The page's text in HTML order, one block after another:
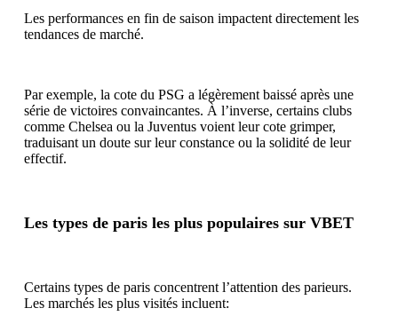
Les performances en fin de saison impactent directement les
tendances de marché.
Par exemple, la cote du PSG a légèrement baissé après une
série de victoires convaincantes. À l’inverse, certains clubs
comme Chelsea ou la Juventus voient leur cote grimper,
traduisant un doute sur leur constance ou la solidité de leur
effectif.
Les types de paris les plus populaires sur VBET
Certains types de paris concentrent l’attention des parieurs.
Les marchés les plus visités incluent: